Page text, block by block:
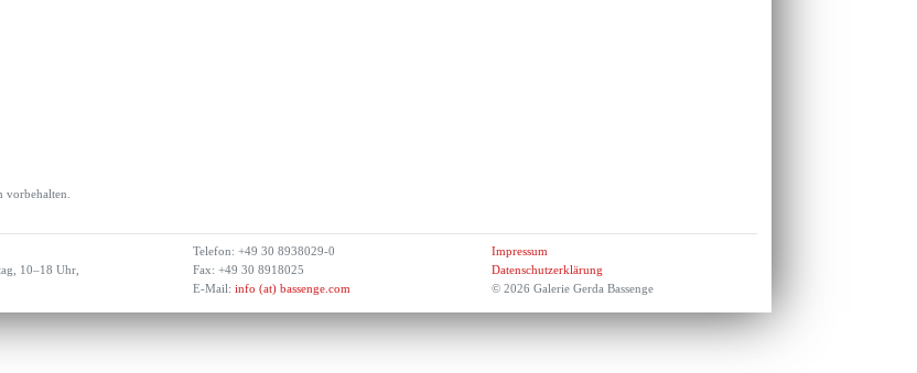
vorbehalten.
10–18 Uhr,
Telefon: +49 30 8938029-0
Fax: +49 30 8918025
E-Mail: info (at) bassenge.com
Impressum
Datenschutzerklärung
© 2026 Galerie Gerda Bassenge